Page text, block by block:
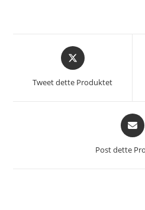
Åpnes
i
nytt
Tweet dette Produktet
Åpnes
i
nytt
Post dette